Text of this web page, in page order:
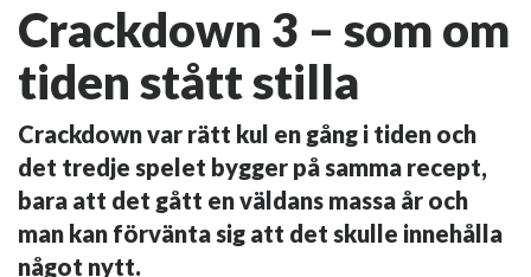
Crackdown 3 – som om
tiden stått stilla
Crackdown var rätt kul en gång i tiden och
det tredje spelet bygger på samma recept,
bara att det gått en väldans massa år och
man kan förvänta sig att det skulle innehålla
något nytt.